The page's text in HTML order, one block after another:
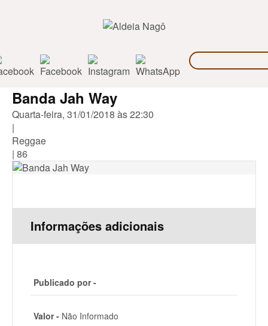
Banda Jah Way
Quarta-feira, 31/01/2018 às 22:30
|
Reggae
| 86
Informações adicionais
Publicado por -
Valor - Não Informado